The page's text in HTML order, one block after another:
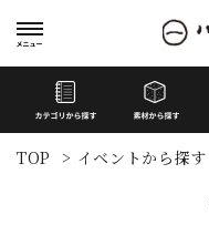
TOP > イベントから探す